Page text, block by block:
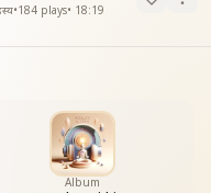
•184 plays• 18:19
Album